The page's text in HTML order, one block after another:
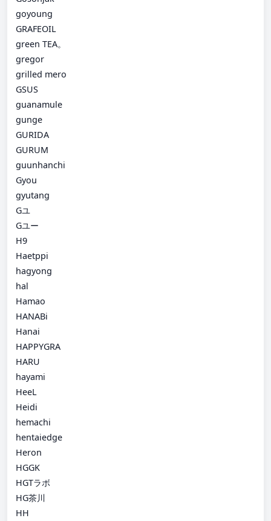
goyoung
GRAFEOIL
green TEA。
gregor
grilled mero
GSUS
guanamule
gunge
GURIDA
GURUM
guunhanchi
Gyou
gyutang
Gユ
Gユー
H9
Haetppi
hagyong
hal
Hamao
HANABi
Hanai
HAPPYGRA
HARU
hayami
HeeL
Heidi
hemachi
hentaiedge
Heron
HGGK
HGTラボ
HG茶川
HH